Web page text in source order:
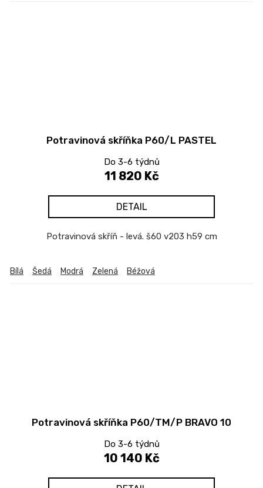
Potravinová skříňka P60/L PASTEL
Do 3-6 týdnů
11 820 Kč
DETAIL
Potravinová skříň - levá. š60 v203 h59 cm
Bílá Šedá Modrá Zelená Béžová
Potravinová skříňka P60/TM/P BRAVO 10
Do 3-6 týdnů
10 140 Kč